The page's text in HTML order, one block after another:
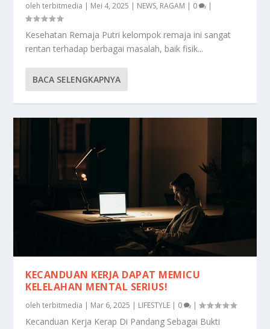
olehterbitmedia | Mei 4, 2025 | NEWS, RAGAM | 0 |
Kesehatan Remaja Putri kelompok remaja ini sangat
rentan terhadap berbagai masalah, baik fisik...
BACA SELENGKAPNYA
KECANDUAN KERJA DAPAT MEMICU
KELELAHAN MENTAL SERIUS!
olehterbitmedia Mar 6, 2025 LIFESTYLE 0 |
Kecanduan Kerja Kerap Di Pandang Sebagai Bukti